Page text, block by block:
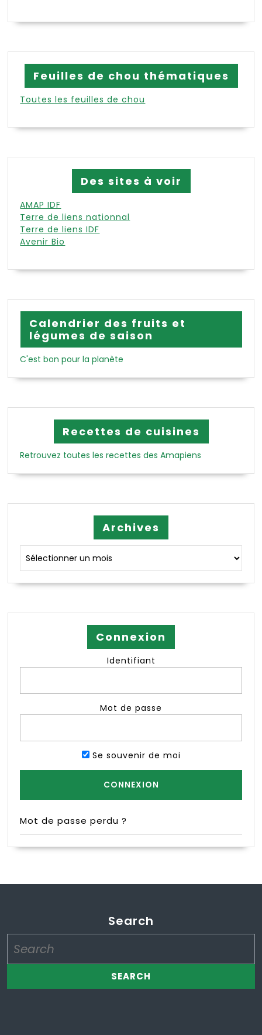
Feuilles de chou thématiques
Toutes les feuilles de chou
Des sites à voir
AMAP IDF
Terre de liens nationnal
Terre de liens IDF
Avenir Bio
Calendrier des fruits et
légumes de saison
C'est bon pour la planète
Recettes de cuisines
Retrouvez toutes les recettes des Amapiens
Archives
Connexion
Identifiant
Mot de passe
Se souvenir de moi
Mot de passe perdu ?
Search
for: